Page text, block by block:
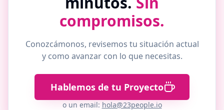
compromisos.
Conozcámonos, revisemos tu situación actual
y como avanzar con lo que necesitas.
Hablemos de tu Proyecto
o un email: hola@23people.io